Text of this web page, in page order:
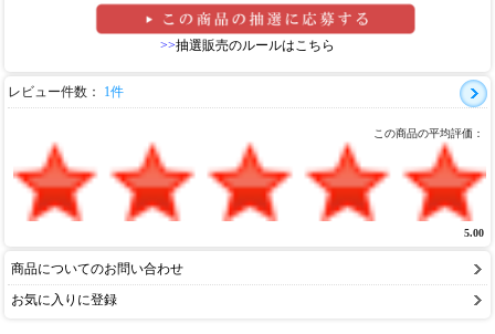
>>抽選販売のルールはこちら
レビュー件数： 1件
この商品の平均評価：
5.00
商品についてのお問い合わせ
お気に入りに登録